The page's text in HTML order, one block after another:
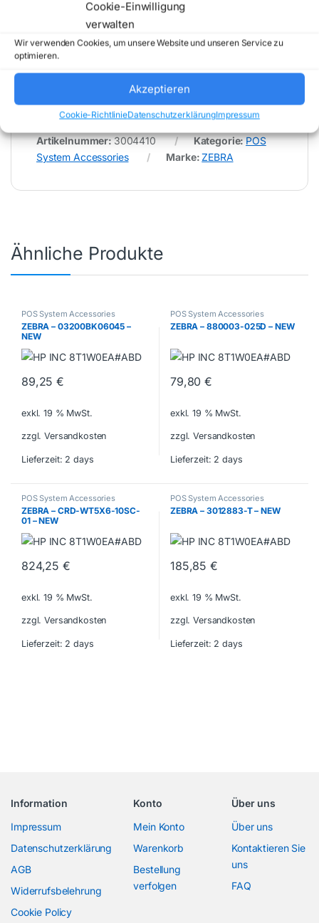
Cookie-Einwilligung
verwalten
Wir verwenden Cookies, um unsere Website und unseren Service zu
optimieren.
Akzeptieren
Cookie-RichtlinieDatenschutzerklärungImpressum
* Für Fehler im Datenblatt übernimmt (buy-net.de)
Comstex GmbH & Co. KG keine Haftung (
202606212000 )
Artikelnummer:3004410 Kategorie:POS
System Accessories
Marke:ZEBRA
Ähnliche Produkte
POS System Accessories
ZEBRA – 03200BK06045 –
NEW
89,25€
exkl. 19 % MwSt.
zzgl. Versandkosten
Lieferzeit: 2 days
POS System Accessories
ZEBRA – 880003-025D – NEW
79,80€
exkl. 19 % MwSt.
zzgl. Versandkosten
Lieferzeit: 2 days
POS System Accessories
ZEBRA – CRD-WT5X6-10SC-
01 – NEW
824,25€
exkl. 19 % MwSt.
zzgl. Versandkosten
Lieferzeit: 2 days
POS System Accessories
ZEBRA – 3012883-T – NEW
185,85€
exkl. 19 % MwSt.
zzgl. Versandkosten
Lieferzeit: 2 days
Information
Impressum
Datenschutzerklärung
AGB
Widerrufsbelehrung
Cookie Policy
Konto
Mein Konto
Warenkorb
Bestellung
verfolgen
Über uns
Über uns
Kontaktieren Sie
uns
FAQ